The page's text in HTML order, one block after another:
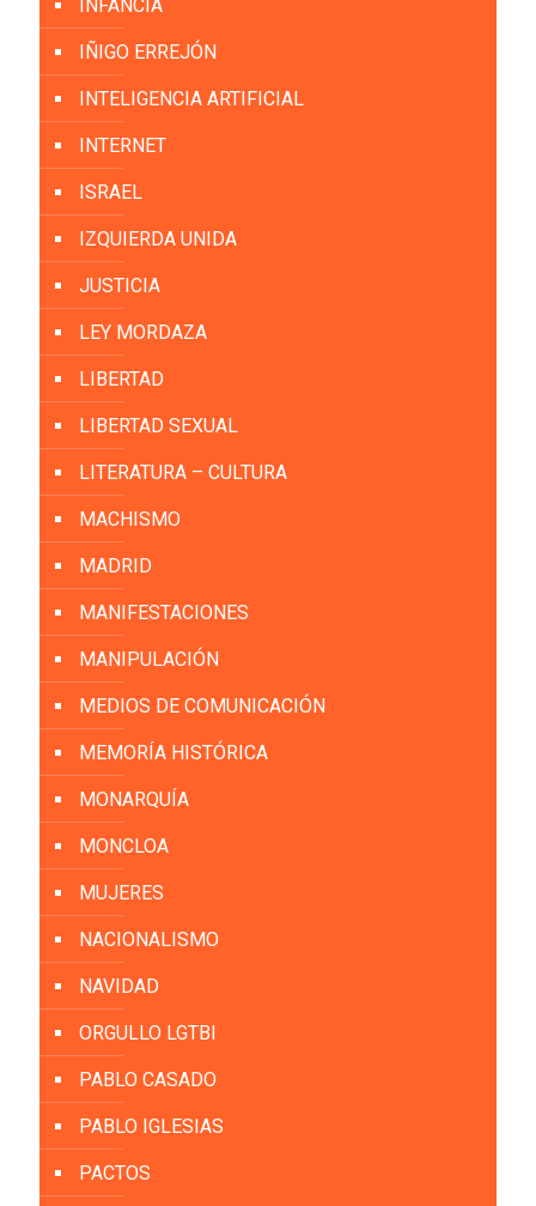
INFANCIA
IÑIGO ERREJÓN
INTELIGENCIA ARTIFICIAL
INTERNET
ISRAEL
IZQUIERDA UNIDA
JUSTICIA
LEY MORDAZA
LIBERTAD
LIBERTAD SEXUAL
LITERATURA – CULTURA
MACHISMO
MADRID
MANIFESTACIONES
MANIPULACIÓN
MEDIOS DE COMUNICACIÓN
MEMORÍA HISTÓRICA
MONARQUÍA
MONCLOA
MUJERES
NACIONALISMO
NAVIDAD
ORGULLO LGTBI
PABLO CASADO
PABLO IGLESIAS
PACTOS